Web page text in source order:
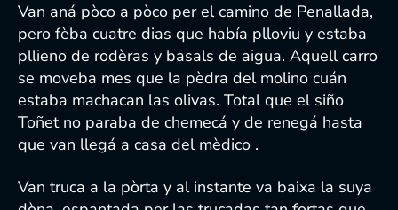
Van aná pòco a pòco per el camino de Penallada,
pero fèba cuatre dias que había plloviu y estaba
pllieno de rodèras y basals de aigua. Aquell carro
se moveba mes que la pèdra del molino cuán
estaba machacan las olivas. Total que el siño
Toñet no paraba de chemecá y de renegá hasta
que van llegá a casa del mèdico .
Van truca a la pòrta y al instante va baixa la suya